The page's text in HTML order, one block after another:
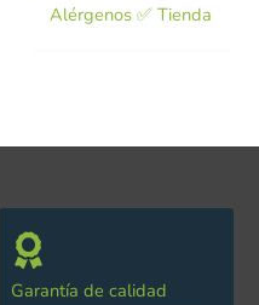
Alérgenos ✅ Tienda
Garantía de calidad